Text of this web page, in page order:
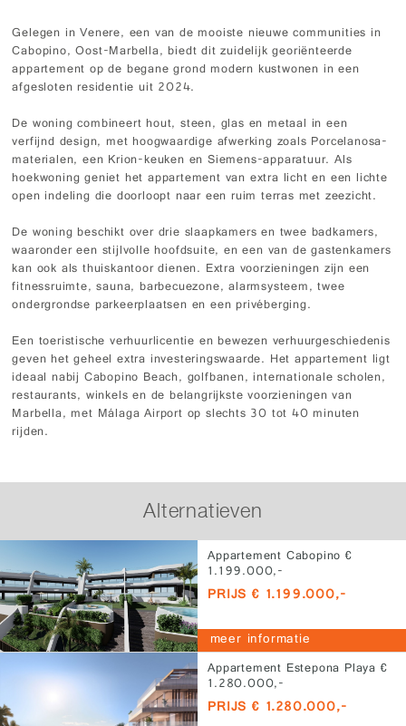
Gelegen in Venere, een van de mooiste nieuwe communities in
Cabopino, Oost-Marbella, biedt dit zuidelijk georiënteerde
appartement op de begane grond modern kustwonen in een
afgesloten residentie uit 2024.
De woning combineert hout, steen, glas en metaal in een
verfijnd design, met hoogwaardige afwerking zoals Porcelanosa-
materialen, een Krion-keuken en Siemens-apparatuur. Als
hoekwoning geniet het appartement van extra licht en een lichte
open indeling die doorloopt naar een ruim terras met zeezicht.
De woning beschikt over drie slaapkamers en twee badkamers,
waaronder een stijlvolle hoofdsuite, en een van de gastenkamers
kan ook als thuiskantoor dienen. Extra voorzieningen zijn een
fitnessruimte, sauna, barbecuezone, alarmsysteem, twee
ondergrondse parkeerplaatsen en een privéberging.
Een toeristische verhuurlicentie en bewezen verhuurgeschiedenis
geven het geheel extra investeringswaarde. Het appartement ligt
ideaal nabij Cabopino Beach, golfbanen, internationale scholen,
restaurants, winkels en de belangrijkste voorzieningen van
Marbella, met Málaga Airport op slechts 30 tot 40 minuten
rijden.
Alternatieven
Appartement Cabopino €
1.199.000,-
PRIJS € 1.199.000,-
meer informatie
Appartement Estepona Playa €
1.280.000,-
PRIJS € 1.280.000,-